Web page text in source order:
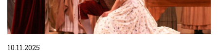
10.11.2025